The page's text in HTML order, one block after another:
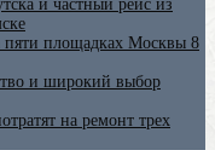
и частный рейс из
пяти площадках Москвы 8
и широкий выбор
на ремонт трех